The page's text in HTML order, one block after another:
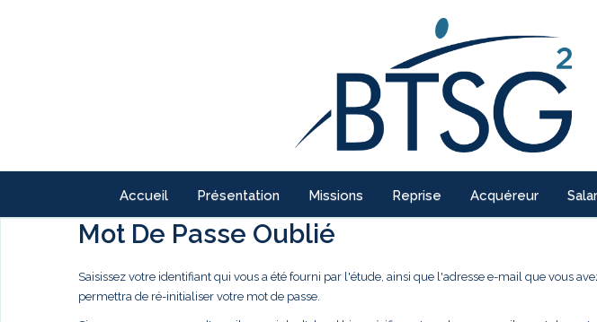
Accueil Présentation Missions Reprise Acquéreur
Mot De Passe Oublié
Saisissez votre identifiant qui vous a été fourni par l'étude, ainsi que l'adresse e-mail que vous
permettra de ré-initialiser votre mot de passe.